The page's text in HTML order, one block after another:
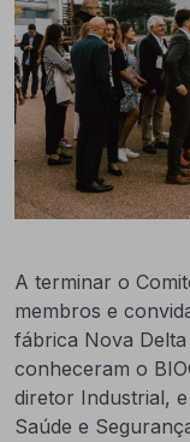
A terminar o
membros e
fábrica Nova
conheceram o
diretor Industrial,
Saúde e